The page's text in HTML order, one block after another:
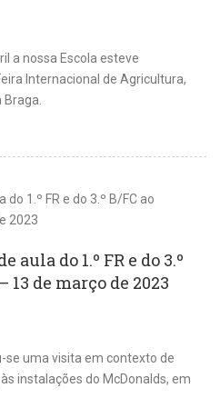
a nossa Escola esteve
Internacional de Agricultura,
do 1.º FR e do 3.º
13 de março de 2023
se uma visita em contexto de
às instalações do McDonalds, em